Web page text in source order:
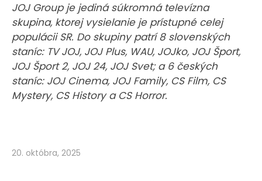
JOJ Group je jediná súkromná televízna
skupina, ktorej vysielanie je prístupné celej
populácii SR. Do skupiny patrí 8 slovenských
staníc: TV JOJ, JOJ Plus, WAU, JOJko, JOJ Šport,
JOJ Šport 2, JOJ 24, JOJ Svet; a 6 českých
staníc: JOJ Cinema, JOJ Family, CS Film, CS
Mystery, CS History a CS Horror.
20. októbra, 2025